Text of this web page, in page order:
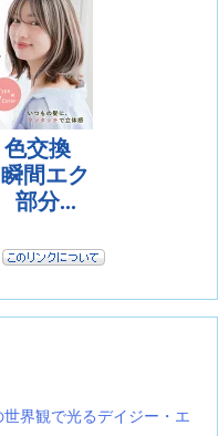
界観で光るデイジー・エ